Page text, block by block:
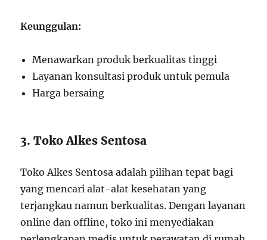
Keunggulan:
Menawarkan produk berkualitas tinggi
Layanan konsultasi produk untuk pemula
Harga bersaing
3. Toko Alkes Sentosa
Toko Alkes Sentosa adalah pilihan tepat bagi
yang mencari alat-alat kesehatan yang
terjangkau namun berkualitas. Dengan layanan
online dan offline, toko ini menyediakan